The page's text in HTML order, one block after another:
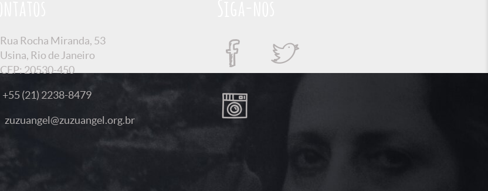
Rua Rocha Miranda, 53
Usina, Rio de Janeiro
CEP: 20530-450
+55 (21) 2238-8479
zuzuangel@zuzuangel.org.br